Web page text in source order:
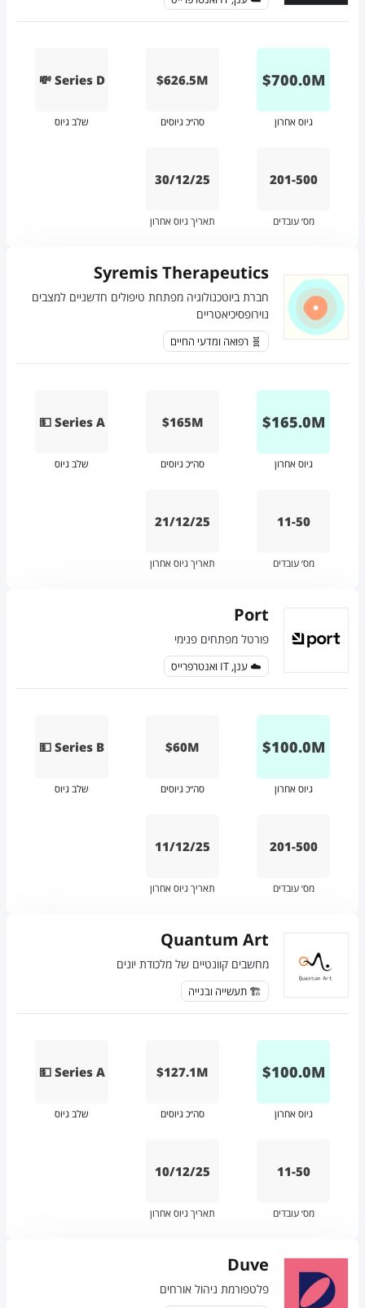
M
700.0
$
גיוס אחרון
$626.5M
סה״כ גיוסים
💸 Series D
שלב גיוס
201-500
מס׳ עובדים
30/12/25
תאריך גיוס אחרון
Syremis Therapeutics
חברת ביוטכנולוגיה מפתחת טיפולים חדשניים למצבים
נוירופסיכיאטריים
🧬 רפואה ומדעי החיים
M
165.0
$
גיוס אחרון
$165M
סה״כ גיוסים
💵 Series A
שלב גיוס
11-50
מס׳ עובדים
21/12/25
תאריך גיוס אחרון
Port
פורטל מפתחים פנימי
☁️ ענן, IT ואנטרפרייס
M
100.0
$
גיוס אחרון
$60M
סה״כ גיוסים
💵 Series B
שלב גיוס
201-500
מס׳ עובדים
11/12/25
תאריך גיוס אחרון
Quantum Art
מחשבים קוונטיים של מלכודת יונים
🏗️ תעשייה ובנייה
M
100.0
$
גיוס אחרון
$127.1M
סה״כ גיוסים
💵 Series A
שלב גיוס
11-50
מס׳ עובדים
10/12/25
תאריך גיוס אחרון
Duve
פלטפורמת ניהול אורחים